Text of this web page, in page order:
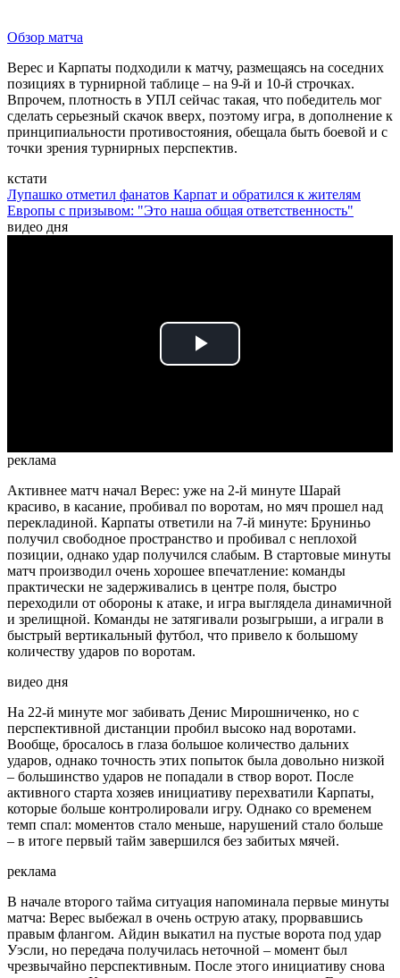
Обзор матча
Верес и Карпаты подходили к матчу, размещаясь на соседних
позициях в турнирной таблице – на 9-й и 10-й строчках.
Впрочем, плотность в УПЛ сейчас такая, что победитель мог
сделать серьезный скачок вверх, поэтому игра, в дополнение к
принципиальности противостояния, обещала быть боевой и с
точки зрения турнирных перспектив.
кстати
Лупашко отметил фанатов Карпат и обратился к жителям
Европы с призывом: "Это наша общая ответственность"
видео дня
Play
реклама
Активнее матч начал Верес: уже на 2-й минуте Шарай
красиво, в касание, пробивал по воротам, но мяч прошел над
перекладиной. Карпаты ответили на 7-й минуте: Бруниньо
получил свободное пространство и пробивал с неплохой
позиции, однако удар получился слабым. В стартовые минуты
матч производил очень хорошее впечатление: команды
практически не задерживались в центре поля, быстро
переходили от обороны к атаке, и игра выглядела динамичной
и зрелищной. Команды не затягивали розыгрыши, а играли в
быстрый вертикальный футбол, что привело к большому
количеству ударов по воротам.
видео дня
На 22-й минуте мог забивать Денис Мирошниченко, но с
перспективной дистанции пробил высоко над воротами.
Вообще, бросалось в глаза большое количество дальних
ударов, однако точность этих попыток была довольно низкой
– большинство ударов не попадали в створ ворот. После
активного старта хозяев инициативу перехватили Карпаты,
которые больше контролировали игру. Однако со временем
темп спал: моментов стало меньше, нарушений стало больше
– в итоге первый тайм завершился без забитых мячей.
реклама
В начале второго тайма ситуация напоминала первые минуты
матча: Верес выбежал в очень острую атаку, прорвавшись
правым флангом. Айдин выкатил на пустые ворота под удар
Уэсли, но передача получилась неточной – момент был
чрезвычайно перспективным. После этого инициативу снова